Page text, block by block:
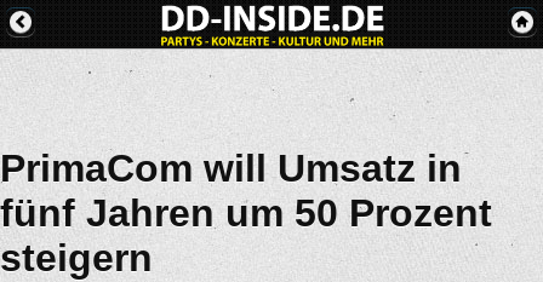
PrimaCom will Umsatz in
fünf Jahren um 50 Prozent
steigern